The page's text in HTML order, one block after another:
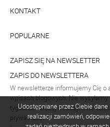
KONTAKT
POPULARNE
ZAPISZ SIĘ NA NEWSLETTER
ZAPIS DO NEWSLETTERA
W newsletterze informujemy Cię
wpisach blogowych. Nie
tygodniu. Więcej o naszym
prywatności
Udostępniane przez Ciebie
realizacji zamówień,